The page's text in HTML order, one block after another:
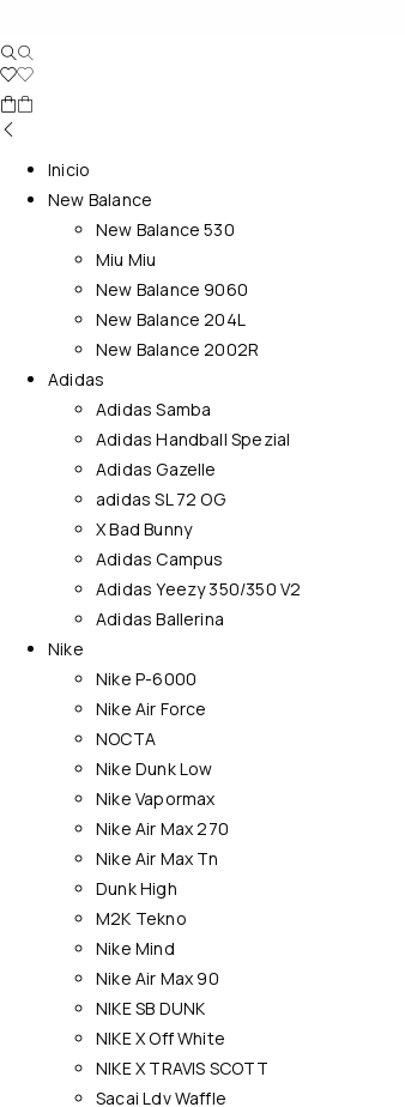
Inicio
New Balance
New Balance 530
Miu Miu
New Balance 9060
New Balance 204L
New Balance 2002R
Adidas
Adidas Samba
Adidas Handball Spezial
Adidas Gazelle
adidas SL 72 OG
X Bad Bunny
Adidas Campus
Adidas Yeezy 350/350 V2
Adidas Ballerina
Nike
Nike P-6000
Nike Air Force
NOCTA
Nike Dunk Low
Nike Vapormax
Nike Air Max 270
Nike Air Max Tn
Dunk High
M2K Tekno
Nike Mind
Nike Air Max 90
NIKE SB DUNK
NIKE X Off White
NIKE X TRAVIS SCOTT
Sacai Ldv Waffle